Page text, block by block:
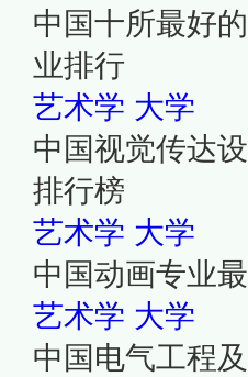
中国十所最好
业排行
艺术学 大学
中国视觉传达
排行榜
艺术学 大学
中国动画专业
艺术学 大学
中国电气工程